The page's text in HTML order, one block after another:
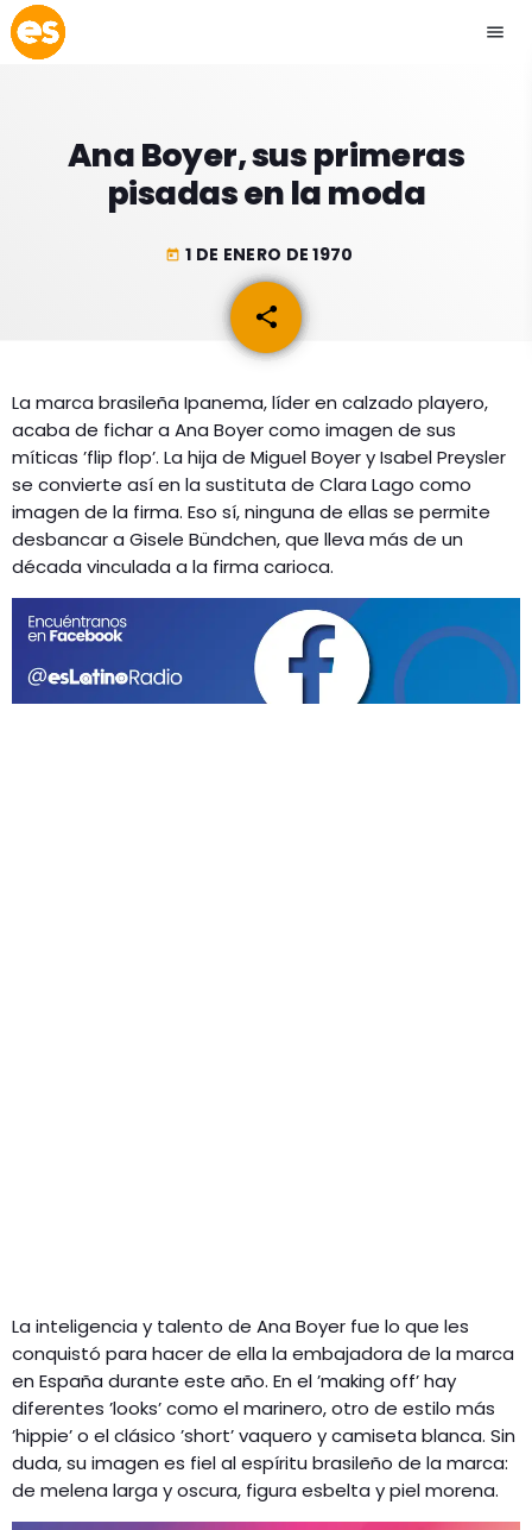
menu
EMISIÓN LA PAZ
ESLATINO NEWS
ACTUALIDAD
ESPECTÁCULOS
GEEKERS
MÚSICA
ENTRETENIMIENTO
LOS + TOP
PROGRAMACIÓN
INICIO
CONTACTO
Ana Boyer, sus primeras
pisadas en la moda
today 1 DE ENERO DE 1970
share
email
La marca brasileña Ipanema, líder en calzado playero,
acaba de fichar a Ana Boyer como imagen de sus
míticas ’flip flop’. La hija de Miguel Boyer y Isabel Preysler
se convierte así en la sustituta de Clara Lago como
imagen de la firma. Eso sí, ninguna de ellas se permite
desbancar a Gisele Bündchen, que lleva más de un
década vinculada a la firma carioca.
La inteligencia y talento de Ana Boyer fue lo que les
conquistó para hacer de ella la embajadora de la marca
en España durante este año. En el ’making off’ hay
diferentes ’looks’ como el marinero, otro de estilo más
’hippie’ o el clásico ’short’ vaquero y camiseta blanca. Sin
duda, su imagen es fiel al espíritu brasileño de la marca:
de melena larga y oscura, figura esbelta y piel morena.